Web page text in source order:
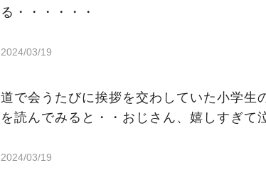
る・・・・・・
2024/03/19
道で会うたびに挨拶を交わしていた小学生
を読んでみると・・おじさん、嬉しすぎて
2024/03/19